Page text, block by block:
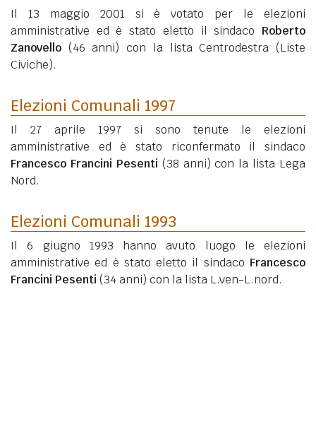
Il 13 maggio 2001 si è votato per le elezioni
amministrative ed è stato eletto il sindaco Roberto
Zanovello (46 anni) con la lista Centrodestra (Liste
Civiche).
Elezioni Comunali 1997
Il 27 aprile 1997 si sono tenute le elezioni
amministrative ed è stato riconfermato il sindaco
Francesco Francini Pesenti (38 anni) con la lista Lega
Nord.
Elezioni Comunali 1993
Il 6 giugno 1993 hanno avuto luogo le elezioni
amministrative ed è stato eletto il sindaco Francesco
Francini Pesenti (34 anni) con la lista L.ven-L.nord.